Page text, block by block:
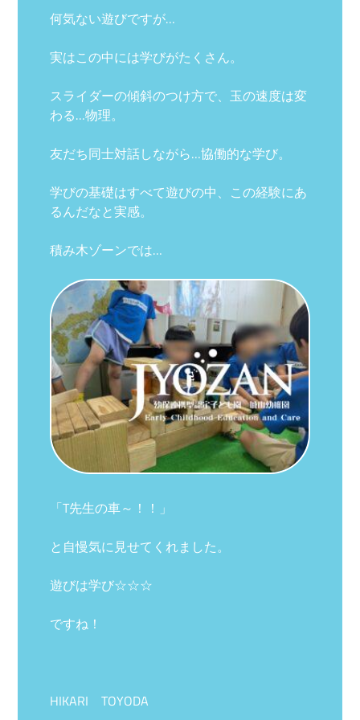
何気ない遊びですが…
実はこの中には学びがたくさん。
スライダーの傾斜のつけ方で、玉の速度は変
わる…物理。
友だち同士対話しながら…協働的な学び。
学びの基礎はすべて遊びの中、この経験にあ
るんだなと実感。
積み木ゾーンでは…
「T先生の車～！！」
と自慢気に見せてくれました。
遊びは学び☆☆☆
ですね！
HIKARI TOYODA